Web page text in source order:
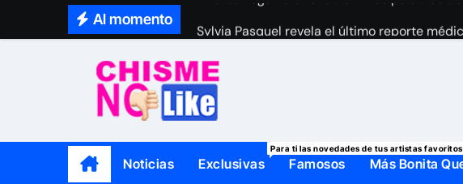
Al momento
Sylvia Pasquel revela el último reporte
Mamá de Geraldine Bazán le manda
Thalí García se viste de luto, confirman la
Noticias Exclusivas
Para ti las novedades de tus artistas
Famosos Más Bonita